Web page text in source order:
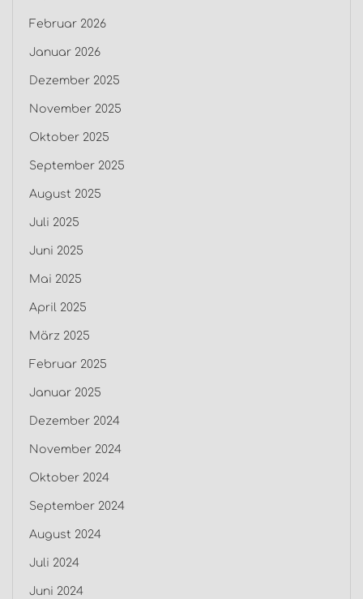
Februar 2026
Januar 2026
Dezember 2025
November 2025
Oktober 2025
September 2025
August 2025
Juli 2025
Juni 2025
Mai 2025
April 2025
März 2025
Februar 2025
Januar 2025
Dezember 2024
November 2024
Oktober 2024
September 2024
August 2024
Juli 2024
Juni 2024